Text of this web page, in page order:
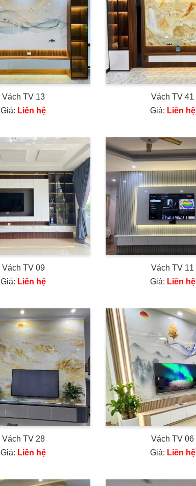
Vách TV 13
Giá: Liên hệ
Vách TV 41
Giá: Liên hệ
Vách TV 09
Giá: Liên hệ
Vách TV 11
Giá: Liên hệ
Vách TV 28
Giá: Liên hệ
Vách TV 06
Giá: Liên hệ